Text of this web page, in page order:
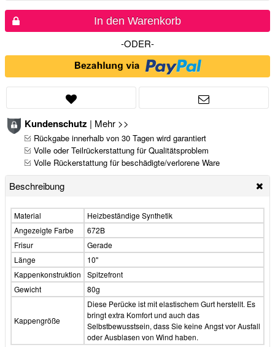
In den Warenkorb
-ODER-
Kundenschutz | Mehr >>
Rückgabe innerhalb von 30 Tagen wird garantiert
Volle oder Teilrückerstattung für Qualitätsproblem
Volle Rückerstattung für beschädigte/verlorene Ware
Beschreibung
Material
Heizbeständige Synthetik
Angezeigte Farbe
672B
Frisur
Gerade
Länge
10"
Kappenkonstruktion
Spitzefront
Gewicht
80g
Kappengröße
Diese Perücke ist mit elastischem Gurt herstellt. Es
bringt extra Komfort und auch das
Selbstbewusstsein, dass Sie keine Angst vor Ausfall
oder Ausblasen von Wind haben.